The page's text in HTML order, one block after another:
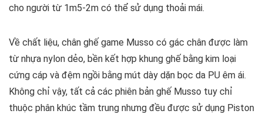
cho người từ 1m5-2m có thể sử dụng thoải mái.
Về chất liệu, chân ghế game Musso có gác chân được làm
từ nhựa nylon dẻo, bền kết hợp khung ghế bằng kim loại
cứng cáp và đệm ngồi bằng mút dày dặn bọc da PU êm ái.
Không chỉ vậy, tất cả các phiên bản ghế Musso tuy chỉ
thuộc phân khúc tầm trung nhưng đều được sử dụng Piston